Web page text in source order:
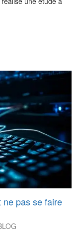
ne pas se faire